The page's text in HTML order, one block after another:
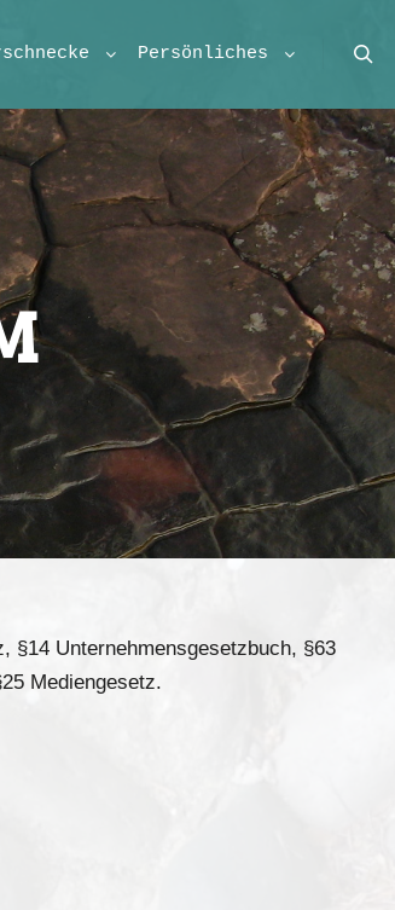
Persönliches
§14 Unternehmensgesetzbuch, §63
Mediengesetz.